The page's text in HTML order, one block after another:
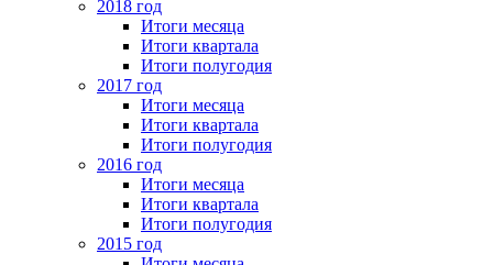
2018 год
Итоги месяца
Итоги квартала
Итоги полугодия
2017 год
Итоги месяца
Итоги квартала
Итоги полугодия
2016 год
Итоги месяца
Итоги квартала
Итоги полугодия
2015 год